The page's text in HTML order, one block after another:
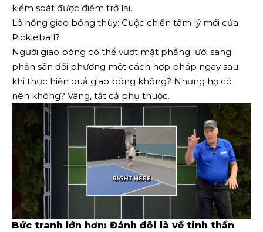
kiểm soát được điểm trở lại.
Lỗ hổng giao bóng thùy: Cuộc chiến tâm lý mới của
Pickleball?
Người giao bóng có thể vượt mặt phẳng lưới sang
phần sân đối phương một cách hợp pháp ngay sau
khi thực hiện quả giao bóng không? Nhưng họ có
nên không? Vâng, tất cả phụ thuộc.
Bức tranh lớn hơn: Đánh đôi là về tinh thần